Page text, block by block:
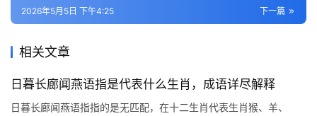
下一篇
2026年5月5日 下午4:25
相关文章
日暮长廊闻燕语指是代表什么生肖，成语详尽解释
日暮长廊闻燕语指指的是无匹配，在十二生肖代表生肖猴、羊、